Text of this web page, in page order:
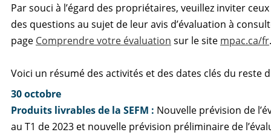
Par souci à l’égard des propriétaires, veuillez inviter
des questions au sujet de leur avis d’évaluation à
page Comprendre votre évaluation sur le site mpac.ca/fr
Voici un résumé des activités et des dates clés du reste
30 octobre
Produits livrables de la SEFM : Nouvelle prévision de
au T1 de 2023 et nouvelle prévision préliminaire de